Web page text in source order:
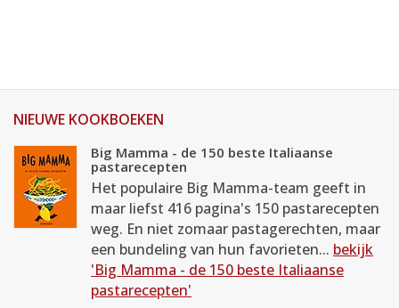
NIEUWE KOOKBOEKEN
Big Mamma - de 150 beste Italiaanse
pastarecepten
Het populaire Big Mamma-team geeft in
maar liefst 416 pagina's 150 pastarecepten
weg. En niet zomaar pastagerechten, maar
een bundeling van hun favorieten... bekijk
'Big Mamma - de 150 beste Italiaanse
pastarecepten'